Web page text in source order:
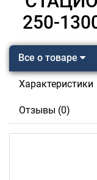
250-
Все о товаре
Характеристики
Отзывы (0)